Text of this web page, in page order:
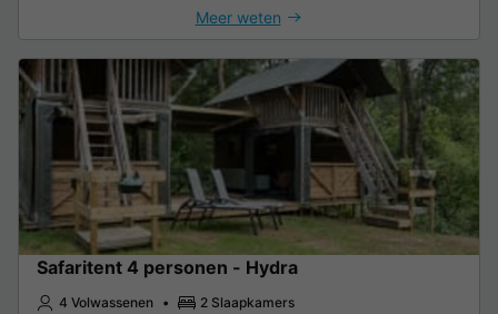
Meer weten
Safaritent 4 personen - Hydra
4 Volwassenen 2 Slaapkamers